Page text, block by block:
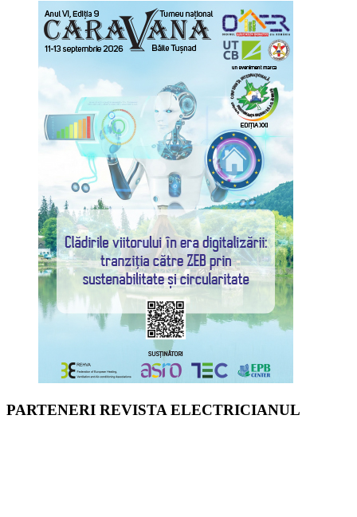
PARTENERI REVISTA ELECTRICIANUL